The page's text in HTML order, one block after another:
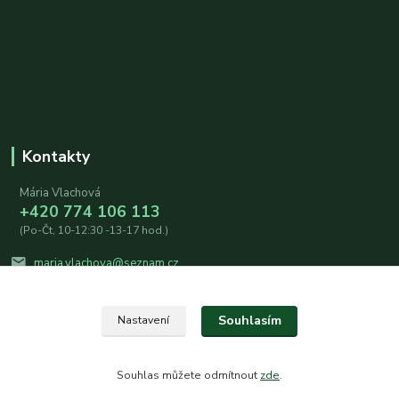
Kontakty
Mária Vlachová
+420 774 106 113
(Po-Čt, 10-12:30 -13-17 hod.)
maria.vlachova@seznam.cz
Nastavení Souhlasím
Souhlas můžete odmítnout zde.